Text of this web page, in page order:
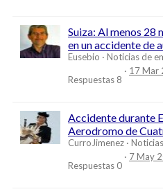
Suiza: Al menos 28
en un accidente de
Eusebio Noticias de
Respuestas 8
17 Mar
Accidente durante
Aerodromo de
CurroJimenez
Respuestas 0
7 May